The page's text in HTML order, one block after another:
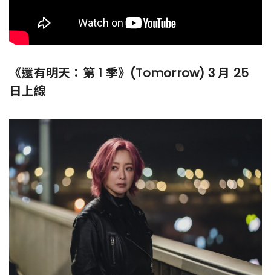
《還有明天：第 1 季》(Tomorrow) 3 月 25
日上線